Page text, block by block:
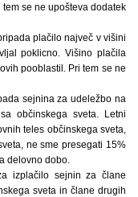
se ne upošteva dodatek
plačilo največ v višini
poklicno. Višino plačila
pooblastil. Pri tem se ne
sejnina za udeležbo na
občinskega sveta. Letni
teles občinskega sveta,
ne sme presegati 15%
delovno dobo.
izplačilo sejnin za člane
sveta in člane drugih